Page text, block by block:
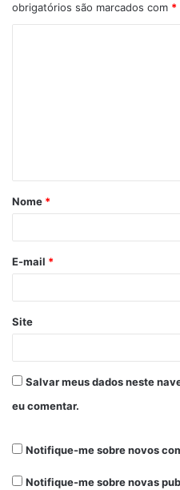
obrigatórios são marcados com *
Nome *
E-mail *
Site
Salvar meus dados neste
eu comentar.
Notifique-me sobre novos
Notifique-me sobre novas